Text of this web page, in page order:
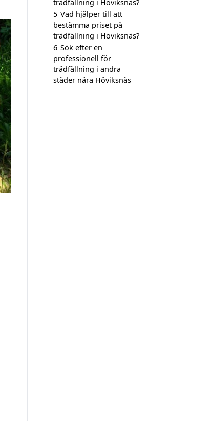
trädfällning i Höviksnäs?
5 Vad hjälper till att
bestämma priset på
trädfällning i Höviksnäs?
6 Sök efter en
professionell för
trädfällning i andra
städer nära Höviksnäs